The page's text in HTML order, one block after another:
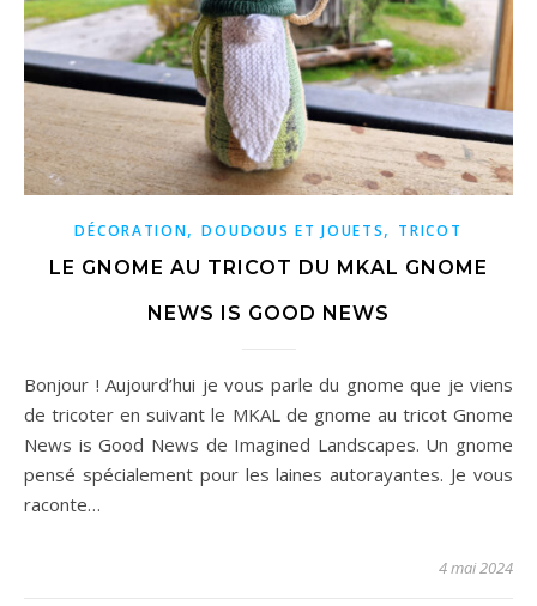
DÉCORATION,DOUDOUS ET JOUETS, TRICOT
LE GNOME AU TRICOT DU MKAL GNOME
NEWS IS GOOD NEWS
Bonjour ! Aujourd’hui je vous parle du gnome que je viens
de tricoter en suivant le MKAL de gnome au tricot Gnome
News is Good News de Imagined Landscapes. Un gnome
pensé spécialement pour les laines autorayantes. Je vous
raconte…
4 mai 2024